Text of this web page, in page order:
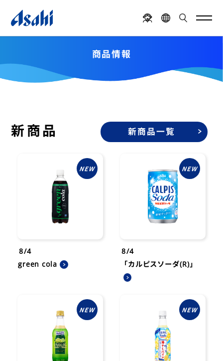
商品情報
新商品
8/4
green cola
8/4
「カルピスソーダ(R)」
新商品一覧